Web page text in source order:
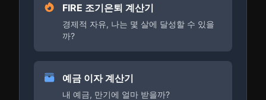
FIRE 조기은퇴 계산기
경제적 자유, 나는 몇 살에 달성할 수 있을
까?
예금 이자 계산기
내 예금, 만기에 얼마 받을까?